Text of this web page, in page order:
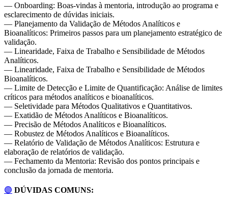
— Onboarding: Boas-vindas à mentoria, introdução ao programa e
esclarecimento de dúvidas iniciais.
— Planejamento da Validação de Métodos Analíticos e
Bioanalíticos: Primeiros passos para um planejamento estratégico de
validação.
— Linearidade, Faixa de Trabalho e Sensibilidade de Métodos
Analíticos.
— Linearidade, Faixa de Trabalho e Sensibilidade de Métodos
Bioanalíticos.
— Limite de Detecção e Limite de Quantificação: Análise de limites
críticos para métodos analíticos e bioanalíticos.
— Seletividade para Métodos Qualitativos e Quantitativos.
— Exatidão de Métodos Analíticos e Bioanalíticos.
— Precisão de Métodos Analíticos e Bioanalíticos.
— Robustez de Métodos Analíticos e Bioanalíticos.
— Relatório de Validação de Métodos Analíticos: Estrutura e
elaboração de relatórios de validação.
— Fechamento da Mentoria: Revisão dos pontos principais e
conclusão da jornada de mentoria.
🟣 DÚVIDAS COMUNS: